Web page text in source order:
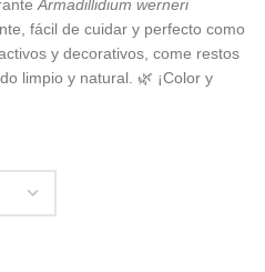
Armadillidium werneri
fácil de cuidar y perfecto como
y decorativos, come restos
limpio y natural. 🌿 ¡Color y